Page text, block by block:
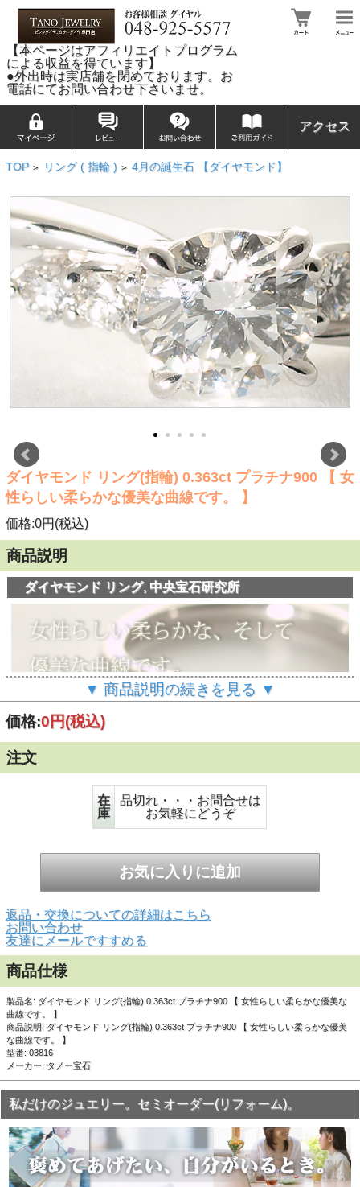
【本ページはアフィリエイトプログラム
による収益を得ています】
●外出時は実店舗を閉めております。お
電話にてお問い合わせ下さいませ。
アクセス
TOP > リング ( 指輪 ) > 4月の誕生石 【ダイヤモンド】
ダイヤモンド リング(指輪) 0.363ct プラチナ900 【 女
性らしい柔らかな優美な曲線です。 】
価格:0円(税込)
商品説明
ダイヤモンド リング, 中央宝石研究所
▼各画像をクリックすると、拡大画像をご覧いただけま
す。
▼ 商品説明の続きを見る ▼
価格:0円(税込)
注文
在
庫
品切れ・・・お問合せは
お気軽にどうぞ
返品・交換についての詳細はこちら
お問い合わせ
友達にメールですすめる
商品仕様
製品名: ダイヤモンド リング(指輪) 0.363ct プラチナ900 【 女性らしい柔らかな優美な
曲線です。 】
商品説明: ダイヤモンド リング(指輪) 0.363ct プラチナ900 【 女性らしい柔らかな優美
な曲線です。 】
型番: 03816
メーカー: タノー宝石
私だけのジュエリー。セミオーダー(リフォーム)。